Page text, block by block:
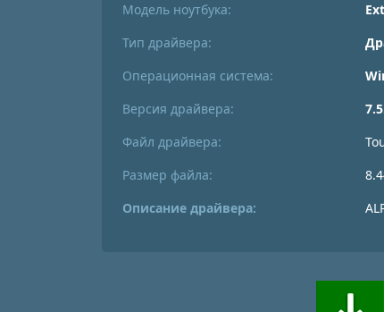
Модель ноутбука:
Тип драйвера:
Операционная система:
Версия драйвера:
Файл драйвера:
Размер файла:
Описание драйвера: